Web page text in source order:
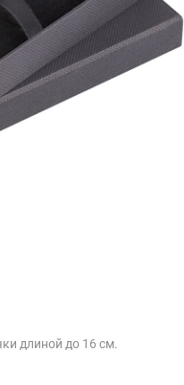
длиной до 16 см.